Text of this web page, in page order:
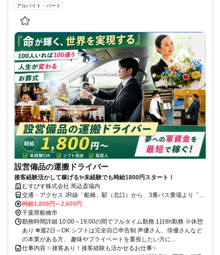
アルバイト・パート
設営備品の運搬ドライバー
接客経験活かして稼げる✨未経験でも時給1800円スタート！
むすびす株式会社 馬込斎場内
交通・アクセス JR線「船橋」駅（北口）から、3番バス乗場より「鎌
ケ谷大仏」行きで、「馬込斎場前」下車し、徒歩約3分｜新京成線
「鎌ケ谷大仏」駅から、「船橋」駅行きで 「馬込斎場前」下車し、
徒歩約3分
時給1,800円～2,600円
千葉県船橋市
勤務時間詳細 10:00～19:00の間でフルタイム勤務 1日8h勤務 ※休憩
あり ✻週2日～OK シフトは完全自己申告制 声優さん、俳優さんなど
の本業がある方、 趣味やプライベートを重視したい方に...
仕事内容 ✨接客あり！接客経験も活かせるお仕事✨